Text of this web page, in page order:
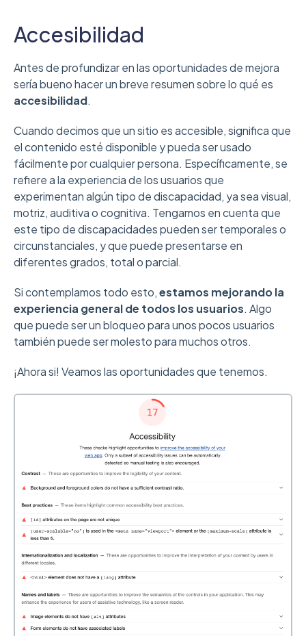
Accesibilidad
Antes de profundizar en las oportunidades de mejora
sería bueno hacer un breve resumen sobre lo qué es
accesibilidad.
Cuando decimos que un sitio es accesible, significa que
el contenido esté disponible y pueda ser usado
fácilmente por cualquier persona. Específicamente, se
refiere a la experiencia de los usuarios que
experimentan algún tipo de discapacidad, ya sea visual,
motriz, auditiva o cognitiva. Tengamos en cuenta que
este tipo de discapacidades pueden ser temporales o
circunstanciales, y que puede presentarse en
diferentes grados, total o parcial.
Si contemplamos todo esto,estamos mejorando la
experiencia general de todos los usuarios. Algo
que puede ser un bloqueo para unos pocos usuarios
también puede ser molesto para muchos otros.
¡Ahora si! Veamos las oportunidades que tenemos.